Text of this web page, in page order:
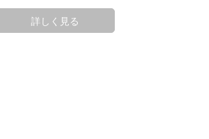
詳しく見る